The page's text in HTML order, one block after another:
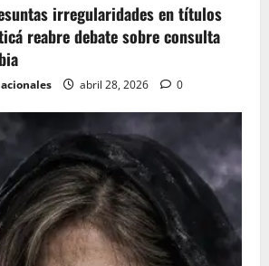
irregularidades en títulos
reabre debate sobre consulta
abril 28, 2026 0